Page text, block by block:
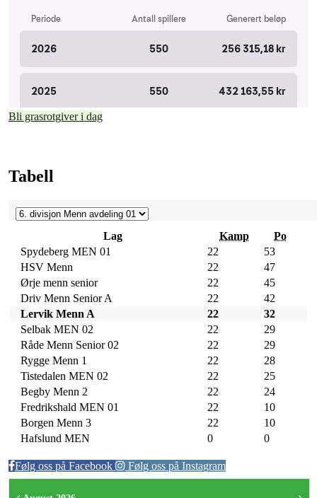
Bli grasrotgiver i dag
Tabell
Lag Kamp
Po
Spydeberg MEN 01
22
53
HSV Menn
22
47
Ørje menn senior
22
45
Driv Menn Senior A
22
42
Lervik Menn A
22
32
Selbak MEN 02
22
29
Råde Menn Senior 02
22
29
Rygge Menn 1
22
28
Tistedalen MEN 02
22
25
Begby Menn 2
22
24
Fredrikshald MEN 01
22
10
Borgen Menn 3
22
10
Hafslund MEN
0 0
Følg oss på Facebook Følg oss på Instagram